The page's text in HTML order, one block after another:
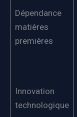
Dépendance
matières
premières
Innovation
technologique